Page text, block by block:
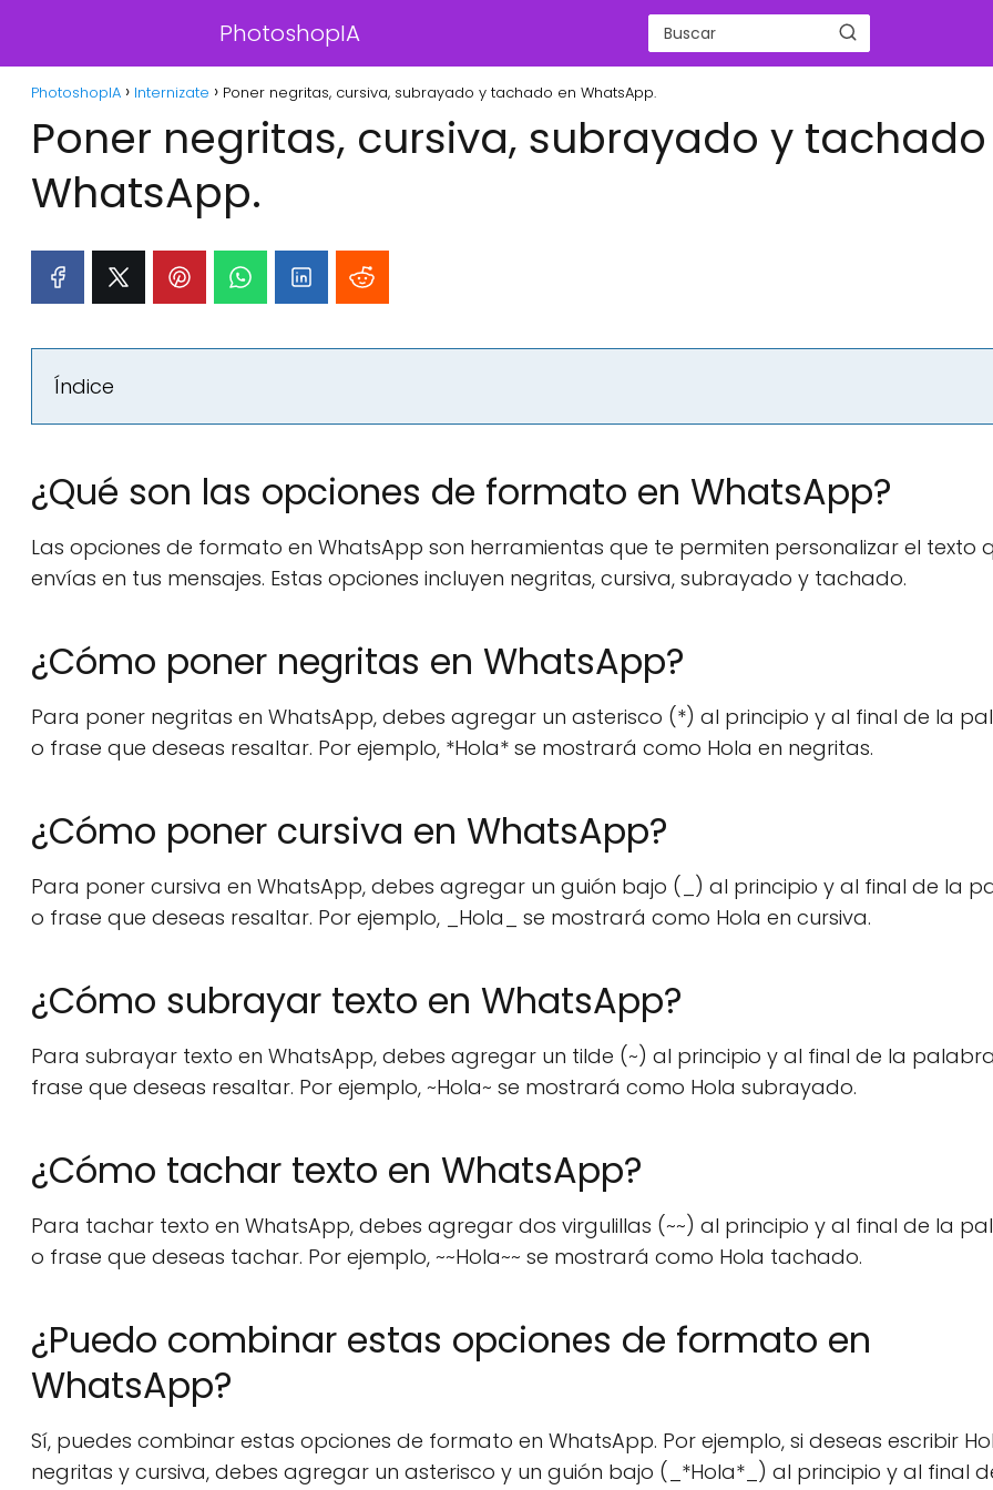
PhotoshopIA
PhotoshopIA Internizate Poner negritas, cursiva, subrayado y tachado en WhatsApp.
Poner negritas, cursiva, subrayado y
WhatsApp.
Índice
¿Qué son las opciones de formato en WhatsApp?
Las opciones de formato en WhatsApp son herramientas que te permiten personalizar el texto
envías en tus mensajes. Estas opciones incluyen negritas, cursiva, subrayado y tachado.
¿Cómo poner negritas en WhatsApp?
Para poner negritas en WhatsApp, debes agregar un asterisco (*) al principio y al final de la
o frase que deseas resaltar. Por ejemplo, *Hola* se mostrará como Hola en negritas.
¿Cómo poner cursiva en WhatsApp?
Para poner cursiva en WhatsApp, debes agregar un guión bajo (_) al principio y al final de la
o frase que deseas resaltar. Por ejemplo, _Hola_ se mostrará como Hola en cursiva.
¿Cómo subrayar texto en WhatsApp?
Para subrayar texto en WhatsApp, debes agregar un tilde (~) al principio y al final de la
frase que deseas resaltar. Por ejemplo, ~Hola~ se mostrará como Hola subrayado.
¿Cómo tachar texto en WhatsApp?
Para tachar texto en WhatsApp, debes agregar dos virgulillas (~~) al principio y al final de la
o frase que deseas tachar. Por ejemplo, ~~Hola~~ se mostrará como Hola tachado.
¿Puedo combinar estas opciones de formato en
WhatsApp?
Sí, puedes combinar estas opciones de formato en WhatsApp. Por ejemplo, si deseas escribir
negritas y cursiva, debes agregar un asterisco y un guión bajo (_*Hola*_) al principio y al final